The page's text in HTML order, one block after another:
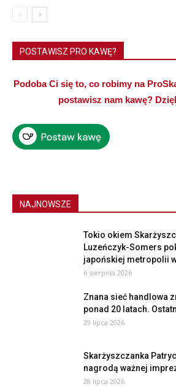
POSTAWISZ PRO KAWĘ?
Podoba Ci się to, co robimy na
postawisz nam kawę?
NAJNOWSZE
Tokio okiem
Luzeńczyk-Somers
japońskiej metropolii
6 sierpnia 2026
Znana sieć handlowa
ponad 20 latach.
29 lipca 2026
Skarżyszczanka
nagrodą ważnej
28 lipca 2026